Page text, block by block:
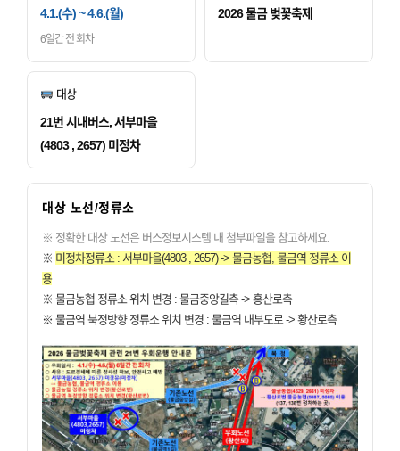
4.1.(수) ~ 4.6.(월)
6일간 전 회차
2026 물금 벚꽃축제
대상
21번 시내버스, 서부마을
(4803 , 2657) 미정차
대상 노선/정류소
※ 정확한 대상 노선은 버스정보시스템 내 첨부파일을 참고하세요.
※ 미정차정류소 : 서부마을(4803 , 2657) -> 물금농협, 물금역 정류소 이
용
※ 물금농협 정류소 위치 변경 : 물금중앙길측 -> 홍산로측
※ 물금역 북정방향 정류소 위치 변경 : 물금역 내부도로 -> 황산로측